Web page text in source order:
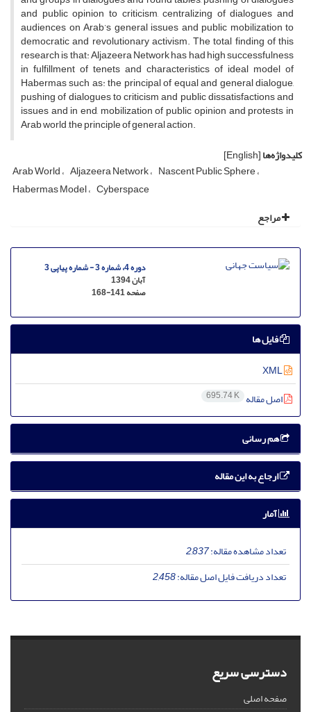
and public opinion to criticism, centralizing of dialogues and
audiences on Arab’s general issues and public mobilization to
democratic and revolutionary activism. The total finding of this
research is that: Aljazeera Network has had high successfulness
in fulfillment of tenets and characteristics of ideal model of
Habermas such as: the principal of equal and general dialogue,
pushing of dialogues to criticism and public dissatisfactions and
issues and in end, mobilization of public opinion and protests in
Arab world ,the principle of general action.
کلیدواژه‌ها[English]
Arab World Aljazeera Network Nascent Public Sphere
Habermas Model Cyberspace
مراجع
دوره 4، شماره 3 - شماره پیاپی 3
آبان 1394
صفحه168-141
فایل ها
اصل مقاله 695.74 K
هم رسانی
ارجاع به این مقاله
آمار
تعداد مشاهده مقاله:2,837
تعداد دریافت فایل اصل مقاله:2,458
دسترسی سریع
صفحه اصلی